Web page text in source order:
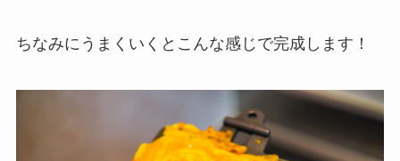
ちなみにうまくいくとこんな感じで完成します！